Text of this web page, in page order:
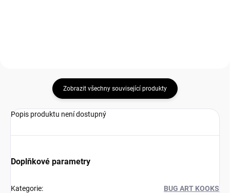
Zobrazit všechny související produkty
Popis produktu není dostupný
Doplňkové parametry
Kategorie: BUG ART KOOKS